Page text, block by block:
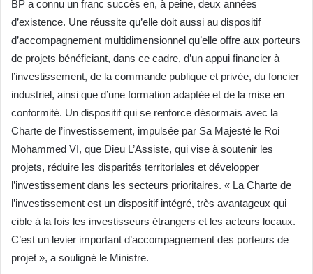
BP a connu un franc succès en, à peine, deux années
d’existence. Une réussite qu’elle doit aussi au dispositif
d’accompagnement multidimensionnel qu’elle offre aux porteurs
de projets bénéficiant, dans ce cadre, d’un appui financier à
l’investissement, de la commande publique et privée, du foncier
industriel, ainsi que d’une formation adaptée et de la mise en
conformité. Un dispositif qui se renforce désormais avec la
Charte de l’investissement, impulsée par Sa Majesté le Roi
Mohammed VI, que Dieu L’Assiste, qui vise à soutenir les
projets, réduire les disparités territoriales et développer
l’investissement dans les secteurs prioritaires. « La Charte de
l’investissement est un dispositif intégré, très avantageux qui
cible à la fois les investisseurs étrangers et les acteurs locaux.
C’est un levier important d’accompagnement des porteurs de
projet », a souligné le Ministre.